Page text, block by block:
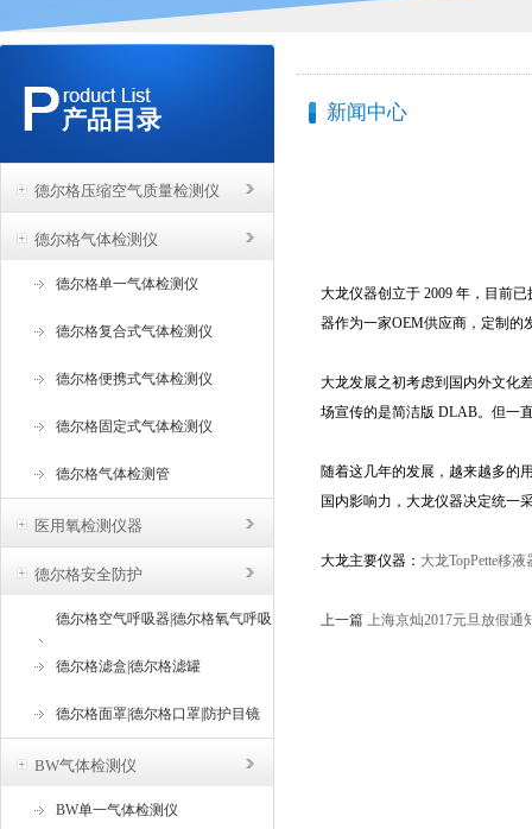
产品目录
德尔格压缩空气质量检测仪
德尔格气体检测仪
德尔格单一气体检测仪
德尔格复合式气体检测仪
德尔格便携式气体检测仪
德尔格固定式气体检测仪
德尔格气体检测管
医用氧检测仪器
德尔格安全防护
德尔格空气呼吸器|德尔格氧气呼吸
器
德尔格滤盒|德尔格滤罐
德尔格面罩|德尔格口罩|防护目镜
BW气体检测仪
BW单一气体检测仪
新闻中心
大龙仪器创立于 2009 年，目前
器作为一家OEM供应商，定制的
大龙发展之初考虑到国内外文化
场宣传的是简洁版 DLAB。但一
随着这几年的发展，越来越多的
国内影响力，大龙仪器决定统一
大龙主要仪器： 大龙TopPette移液
上一篇 上海京灿2017元旦放假通